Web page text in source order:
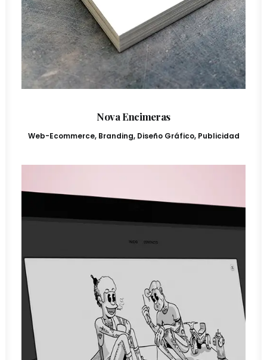
Nova Encimeras
Web-Ecommerce, Branding, Diseño Gráfico, Publicidad